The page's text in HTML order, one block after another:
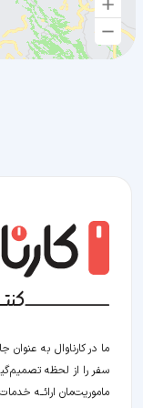
ما در کارناوال به
سفر را از لحظه‌
ماموریت‌مان اراﺋــﻪ